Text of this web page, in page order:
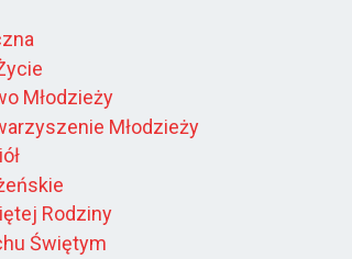
Młodzieży
Młodzieży
Rodziny
Świętym